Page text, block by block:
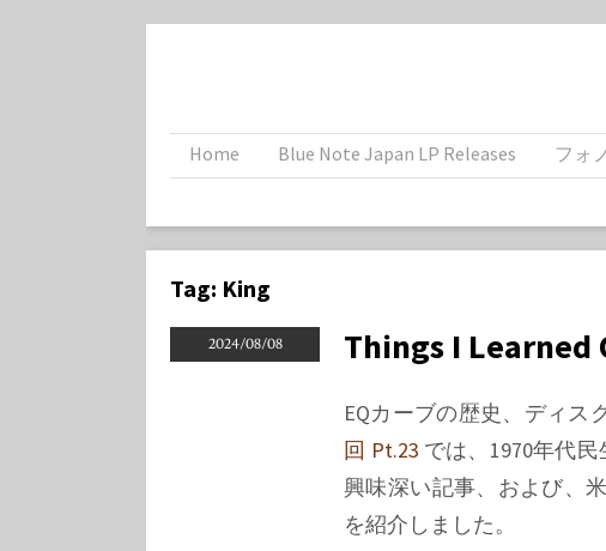
Home Blue Note Japan LP Releases フォ
Tag: King
2024/08/08 Things I Learned
EQカーブの歴史、ディス
回 Pt.23 では、1970年代
興味深い記事、および、
を紹介しました。